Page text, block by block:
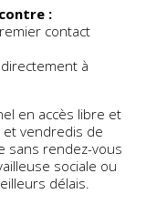
:
contact
à
en accès libre et
vendredis de
sans rendez-vous
sociale ou
délais.